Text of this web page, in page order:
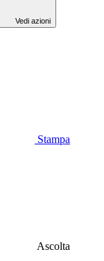
Vedi azioni
Stampa
Ascolta